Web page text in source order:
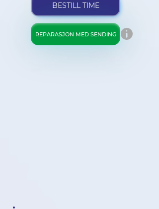
BESTILL TIME
REPARASJON MED SENDING